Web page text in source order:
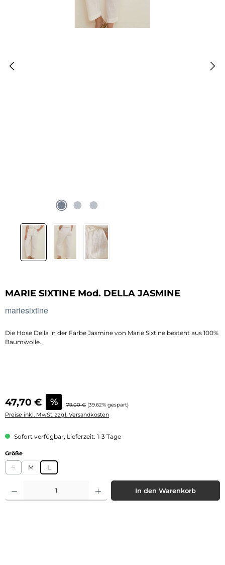
MARIE SIXTINE Mod. DELLA JASMINE
mariesixtine
Die Hose Della in der Farbe Jasmine von Marie Sixtine besteht aus 100%
Baumwolle.
Verkaufspreis:
47,70 € % Regulärer Preis:
79,00 € (39.62% gespart)
Preise inkl. MwSt. zzgl. Versandkosten
Sofort verfügbar, Lieferzeit: 1-3 Tage
Größeauswählen
S
(Diese Option ist zurzeit nicht verfügbar.)
M L
Produkt Anzahl: Gib den gewünschten Wert ein oder benutze die
In den Warenkorb